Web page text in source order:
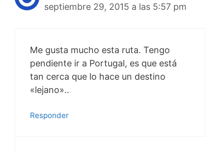
septiembre 29, 2015 a las 5:57 pm
Me gusta mucho esta ruta. Tengo
pendiente ir a Portugal, es que está
tan cerca que lo hace un destino
«lejano»..
Responder